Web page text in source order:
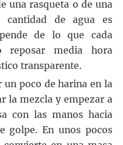
una rasqueta o de una
cantidad de agua es
de lo que cada
reposar media hora
transparente.
un poco de harina en la
la mezcla y empezar a
con las manos hacia
golpe. En unos pocos